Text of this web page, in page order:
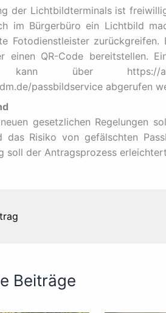
der Lichtbildterminals ist
im Bürgerbüro ein Lichtbild
Fotodienstleister
einen QR-Code bereitstellen.
über https://alfo-
passbildservice abgerufen
gesetzlichen Regelungen
das Risiko von gefälschten
soll der Antragsprozess
Beiträge